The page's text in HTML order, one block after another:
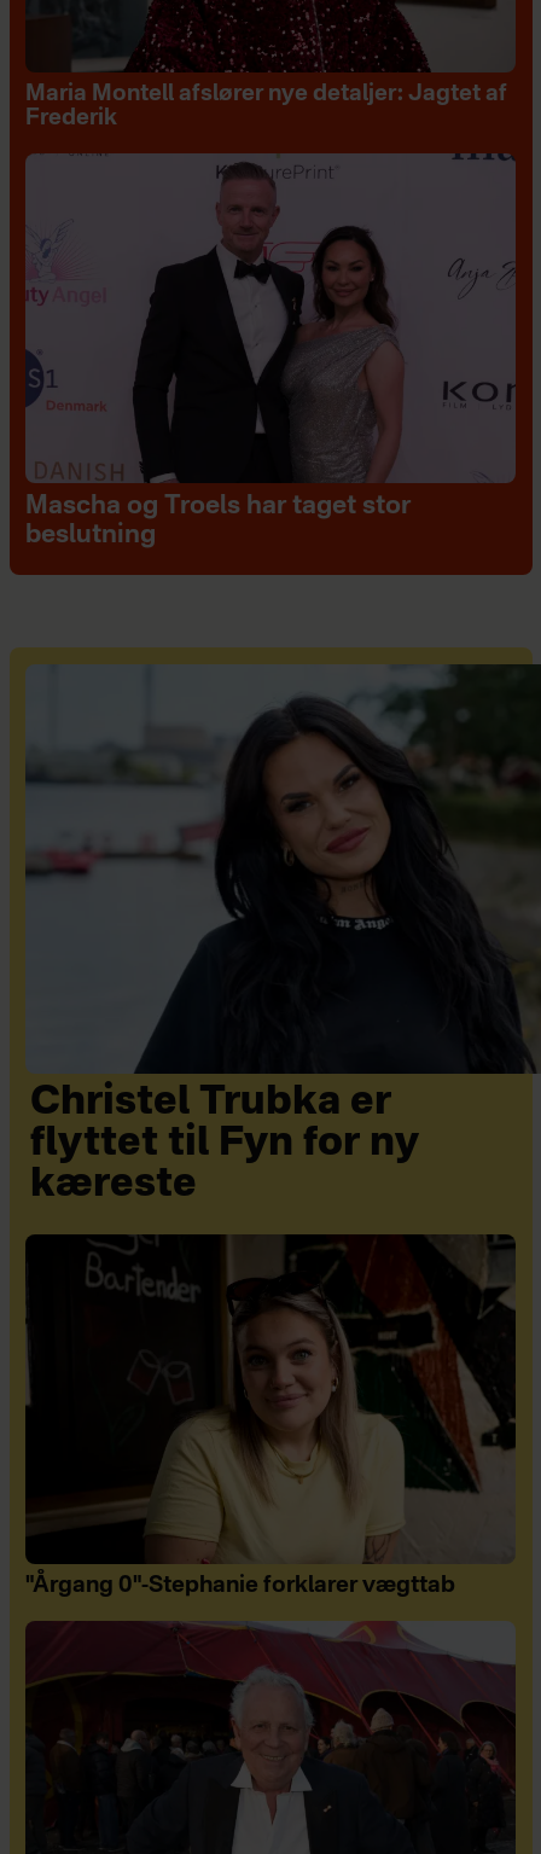
Maria Montell afslører nye detaljer: Jagtet af
Frederik
Mascha og Troels har taget stor
beslutning
Christel Trubka er
flyttet til Fyn for ny
kæreste
"Årgang 0"-Stephanie forklarer vægttab